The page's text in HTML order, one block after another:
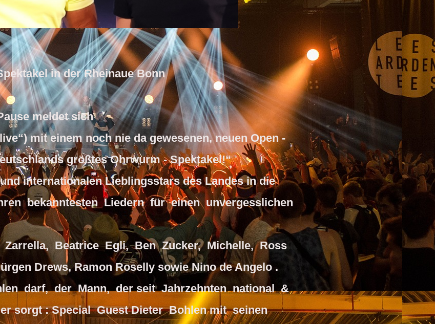
in der Rheinaue Bonn
meldet sich
mit einem noch nie da gewesenen, neuen Open -
größtes Ohrwurm - Spektakel!“
internationalen Lieblingsstars des Landes in die
bekanntesten Liedern für einen unvergesslichen
Beatrice Egli, Ben Zucker, Michelle, Ross
Drews, Ramon Roselly sowie Nino de Angelo .
darf, der Mann, der seit Jahrzehnten national &
sorgt : Special Guest Dieter Bohlen mit seinen